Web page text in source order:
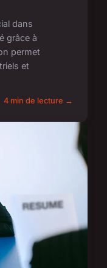
dans
grâce à
permet
et
4 min de lecture →